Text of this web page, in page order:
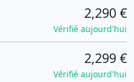
2,290 €
Vérifié aujourd'hui
2,299 €
Vérifié aujourd'hui